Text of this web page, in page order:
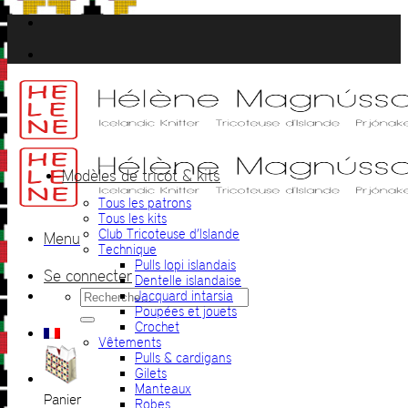
Passer
au
contenu
Menu
Se connecter
Recherche
pour :
Panier
Modèles de tricot & kits
Tous les patrons
Tous les kits
Club Tricoteuse d’Islande
Technique
Pulls lopi islandais
Dentelle islandaise
Jacquard intarsia
Poupées et jouets
Crochet
Vêtements
Pulls & cardigans
Gilets
Manteaux
Robes